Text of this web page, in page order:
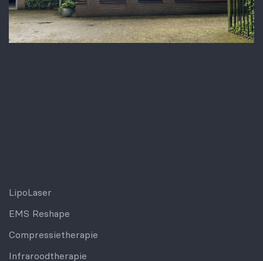
LipoLaser
EMS Reshape
Compressietherapie
Infraroodtherapie